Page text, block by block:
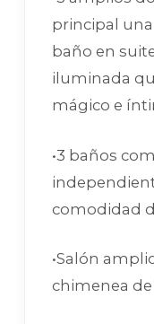
principal
baño en
iluminada
mágico e
•3 baños
comodidad
•Salón
chimenea de